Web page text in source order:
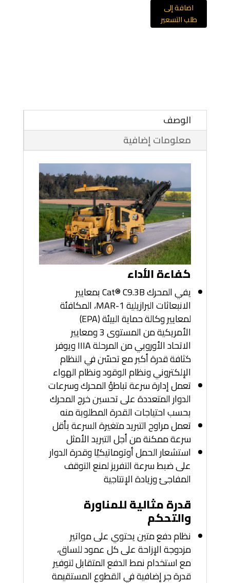
اضافة إلى
طلب التسعير
الوصف
معلومات إضافية
كفاءة الأداء
يفي المحرك Cat® C9.3B بمعايير
الانبعاثات البرازيلية MAR-1، المكافئة
لمعايير وكالة حماية البيئة (EPA)
الأمريكية من المستوى 3 ومعايير
الاتحاد الأوروبي من المرحلة IIIA ويوفر
كثافة قدرة أكبر مع تحسّن في النظام
الإلكتروني ونظام الوقود ونظام الهواء
تعمل إدارة سرعة تباطؤ المحرك وسرعات
الدوار المتعددة على تحسين خرج المحرك
بحسب احتياجات القدرة المطلوبة منه
تعمل مراوح التبريد متغيرة السرعة بأقل
سرعة ممكنة من أجل التبريد الأمثل
استشعار الحمل أوتوماتيكيًا وقدرة الدوار
على ضبط سرعة التفريز لمنع التوقف
المفاجئ وزيادة الإنتاجية
قدرة مثالية للمناورة
والتحكم
نظام دفع متين يحتوي على مواتير
مزدوجة الإزاحة على كل عمود للساق،
مع استخدام نمط الدفع المتقابل لتوفير
قدرة جر إضافية في القطوع المستقيمة